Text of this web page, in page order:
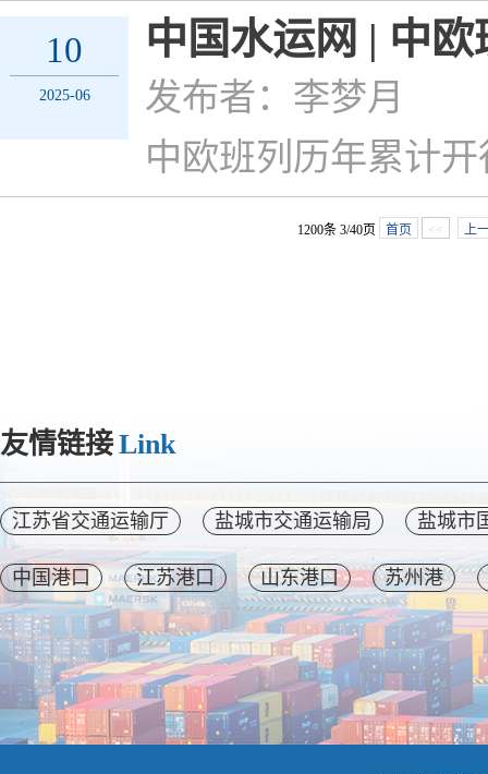
10
2025-06
中国水运网 | 中
发布者：李梦月
中欧班列历年累计
1200条 3/40页 首页 << 上
友情链接Link
江苏省交通运输厅 盐城市交通运输局 盐城市
中国港口 江苏港口 山东港口 苏州港